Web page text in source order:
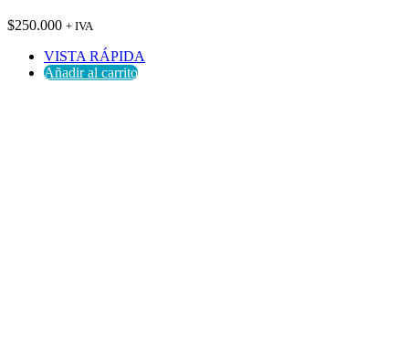
$250.000 + IVA
VISTA RÁPIDA
Añadir al carrito